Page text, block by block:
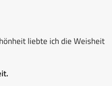
liebte ich die Weisheit